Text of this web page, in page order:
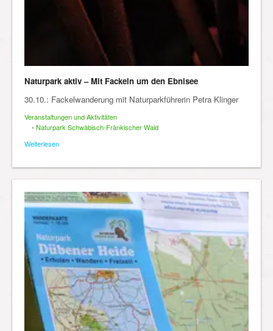
Naturpark aktiv – Mit Fackeln um den Ebnisee
30.10.: Fackelwanderung mit Naturparkführerin Petra Klinger
Veranstaltungen und Aktivitäten
• Naturpark Schwäbisch-Fränkischer Wald
Weiterlesen